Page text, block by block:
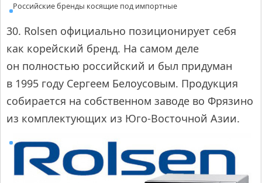
Российские бренды косящие под импортные
30. Rolsen официально позиционирует себя
как корейский бренд. На самом деле
он полностью российский и был придуман
в 1995 году Сергеем Белоусовым. Продукция
собирается на собственном заводе во Фрязино
из комплектующих из Юго-Восточной Азии.